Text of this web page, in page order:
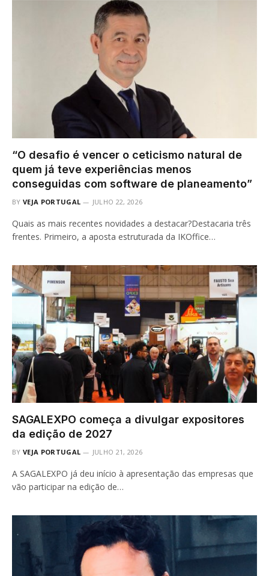
“O desafio é vencer o ceticismo natural de
quem já teve experiências menos
conseguidas com software de planeamento”
BY VEJA PORTUGAL JULHO 22, 2026
Quais as mais recentes novidades a destacar?Destacaria três
frentes. Primeiro, a aposta estruturada da IKOffice…
SAGALEXPO começa a divulgar expositores
da edição de 2027
BY VEJA PORTUGAL JULHO 21, 2026
A SAGALEXPO já deu início à apresentação das empresas que
vão participar na edição de…